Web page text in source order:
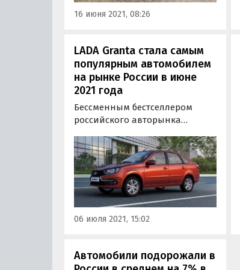
150 тысяч рублей или 1,9 —…
16 июня 2021, 08:26
LADA Granta стала самым
популярным автомобилем
на рынке России в июне
2021 года
Бессменным бестселлером
российского авторынка
Granta. Как сообщают
«Автоновости дня» со ссылкой
на свежий отчет АЕБ, в июне
2021 года модели этого
семейства нашли 14 133
покупателя.
06 июля 2021, 15:02
Автомобили подорожали в